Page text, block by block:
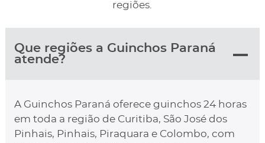
regiões.
Que regiões a Guinchos Paraná
atende?
A Guinchos Paraná oferece guinchos 24 horas
em toda a região de Curitiba, São José dos
Pinhais, Pinhais, Piraquara e Colombo, com